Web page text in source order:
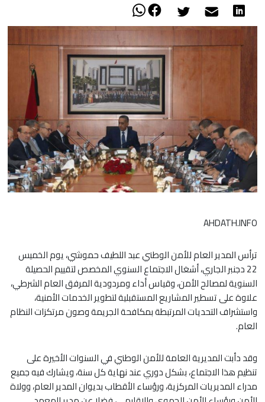
AHDATH.INFO
ترأس المدير العام للأمن الوطني عبد اللطيف حموشي، يوم الخميس
22 دجنبر الجاري، أشغال الاجتماع السنوي المخصص لتقييم الحصيلة
السنوية لمصالح الأمن، وقياس أداء ومردودية المرفق العام الشرطي،
علاوة على تسطير المشاريع المستقبلية لتطوير الخدمات الأمنية،
واستشراف التحديات المرتبطة بمكافحة الجريمة وصون مرتكزات النظام
العام.
وقد دأبت المديرية العامة للأمن الوطني في السنوات الأخيرة على
تنظيم هذا الاجتماع، بشكل دوري عند نهاية كل سنة، ويشارك فيه جميع
مدراء المديريات المركزية، ورؤساء الأقطاب بديوان المدير العام، وولاة